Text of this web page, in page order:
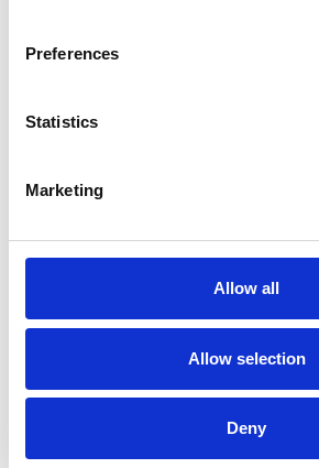
Preferences
Statistics
Marketing
Allow all
Allow selection
Deny
Polersvamp til maskinel brug